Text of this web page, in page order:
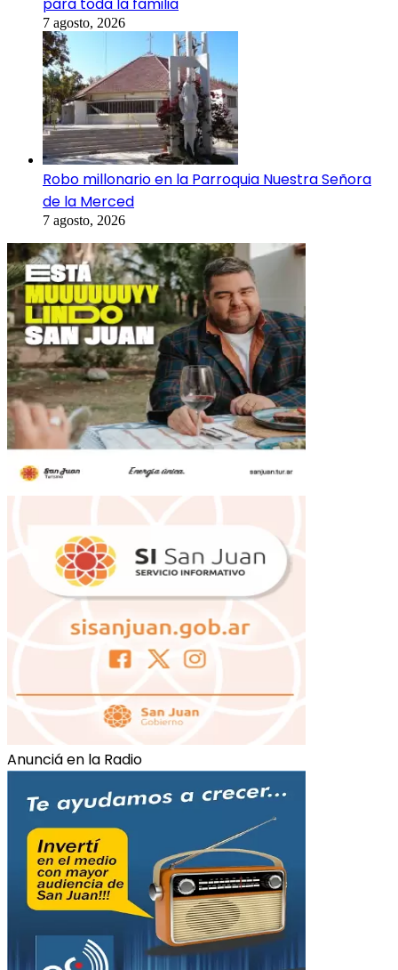
7 agosto, 2026
Robo millonario en la Parroquia Nuestra Señora
de la Merced
7 agosto, 2026
Anunciá en la Radio